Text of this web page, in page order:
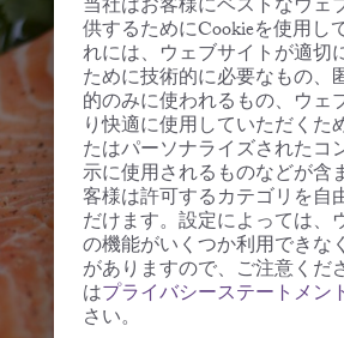
当社はお客様にベストなウェ
供するためにCookieを使用し
れには、ウェブサイトが適切
ために技術的に必要なもの、
的のみに使われるもの、ウェ
り快適に使用していただくた
たはパーソナライズされたコ
示に使用されるものなどが含
客様は許可するカテゴリを自
だけます。設定によっては、
の機能がいくつか利用できな
がありますので、ご注意くだ
はプライバシーステートメン
さい。